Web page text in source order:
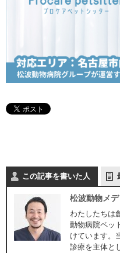
この記事を書いた人
松波動物メ
わたしたちは
動物病院ペッ
けています。
診療を主体と